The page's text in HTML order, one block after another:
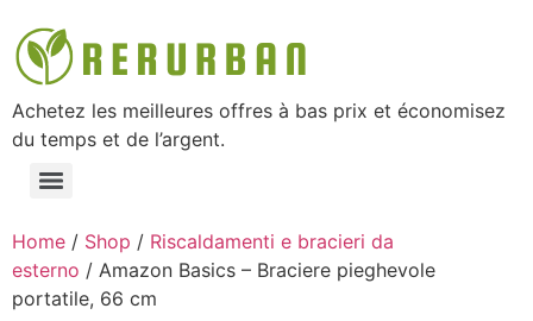
Achetez les meilleures offres à bas prix et économisez
du temps et de l’argent.
Home / Shop / Riscaldamenti e bracieri da
esterno / Amazon Basics – Braciere pieghevole
portatile, 66 cm